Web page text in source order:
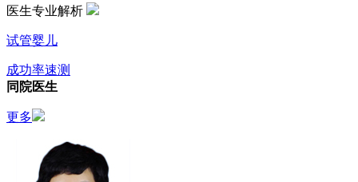
医生专业解析
试管婴儿
成功率速测
同院医生
更多